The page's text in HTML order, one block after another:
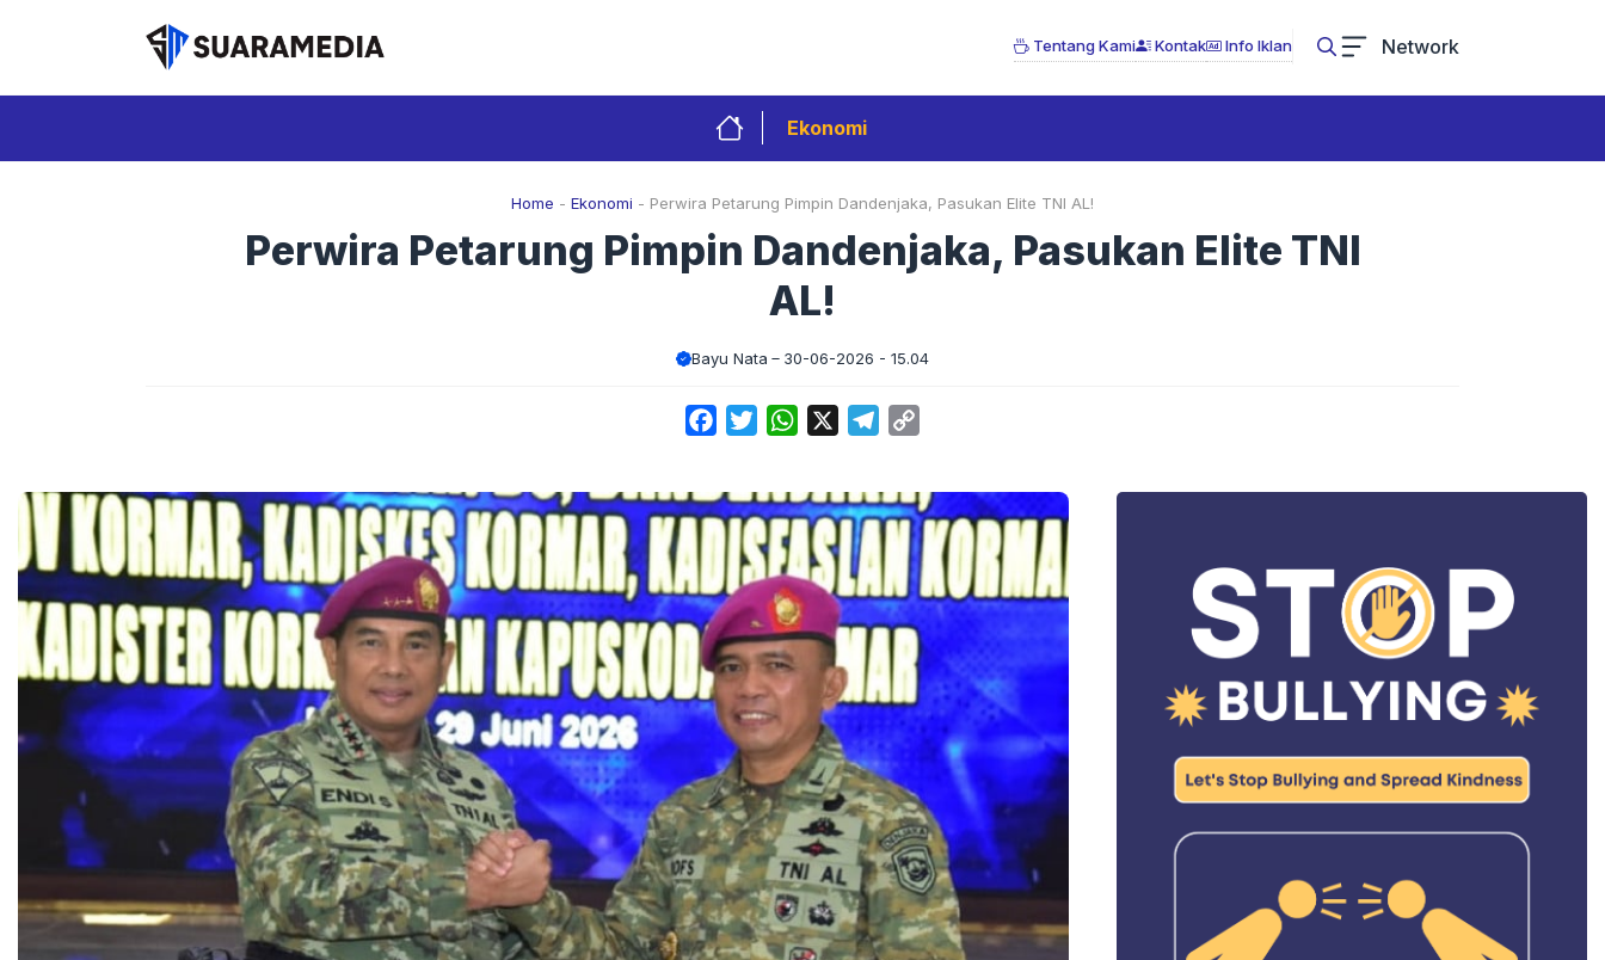
Tentang Kami Kontak Info Iklan Network
Ekonomi
Home - Ekonomi - Perwira Petarung Pimpin Dandenjaka, Pasukan Elite TNI AL!
Perwira Petarung Pimpin Dandenjaka, Pasukan Elite TNI
AL!
Bayu Nata 30-06-2026 - 15.04
FacebookTwitterWhatsApp Telegram